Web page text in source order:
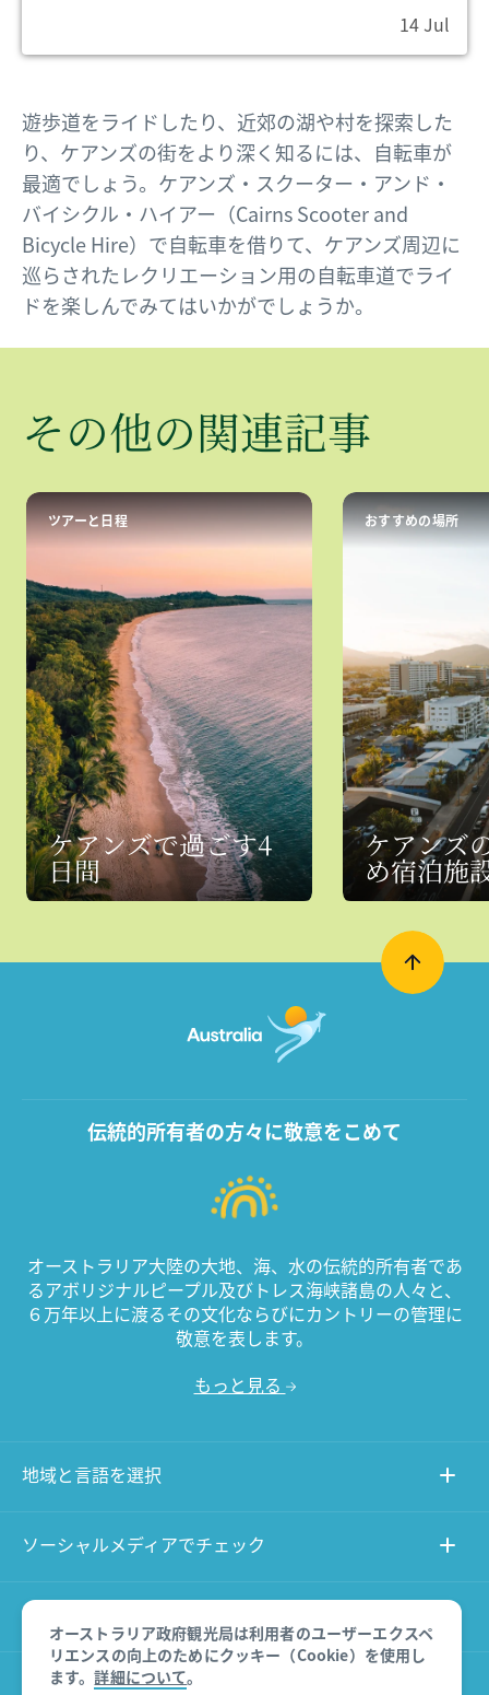
14 Jul
遊歩道をライドしたり、近郊の湖や村を探索した
り、ケアンズの街をより深く知るには、自転車が
最適でしょう。ケアンズ・スクーター・アンド・
バイシクル・ハイアー（Cairns Scooter and
Bicycle Hire）で自転車を借りて、ケアンズ周辺に
巡らされたレクリエーション用の自転車道でライ
ドを楽しんでみてはいかがでしょうか。
その​​​他の​関連記事
ツアーと日程
ケアンズで過ごす4
日間
おすすめの場所
ケアンズ
め宿泊施
オーストラリア政府観光局は利用者のユーザーエクスペ
リエンスの向上のためにクッキー（Cookie）を使用し
ます。詳細について。
伝統的所有者の方々に敬意をこめて
オーストラリア大陸の大地、海、水の伝統的所有者であ
るアボリジナルピープル及びトレス海峡諸島の人々と、
６万年以上に渡るその文化ならびにカントリーの管理に
敬意を表します。
もっと見る
地域と言語を選択
ソーシャルメディアでチェック
このサイトについて
その他のサイト